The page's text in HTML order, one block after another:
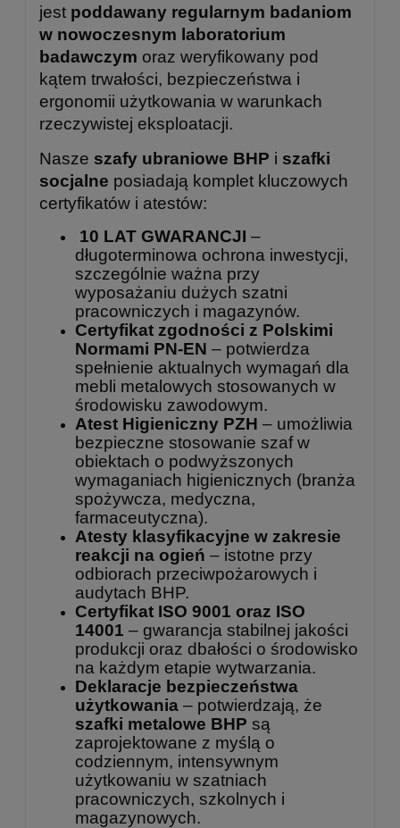
jest poddawany regularnym badaniom
w nowoczesnym laboratorium
badawczym oraz weryfikowany pod
kątem trwałości, bezpieczeństwa i
ergonomii użytkowania w warunkach
rzeczywistej eksploatacji.
Nasze szafy ubraniowe BHP i szafki
socjalne posiadają komplet kluczowych
certyfikatów i atestów:
10 LAT GWARANCJI –
długoterminowa ochrona inwestycji,
szczególnie ważna przy
wyposażaniu dużych szatni
pracowniczych i magazynów.
Certyfikat zgodności z Polskimi
Normami PN-EN – potwierdza
spełnienie aktualnych wymagań dla
mebli metalowych stosowanych w
środowisku zawodowym.
Atest Higieniczny PZH – umożliwia
bezpieczne stosowanie szaf w
obiektach o podwyższonych
wymaganiach higienicznych (branża
spożywcza, medyczna,
farmaceutyczna).
Atesty klasyfikacyjne w zakresie
reakcji na ogień – istotne przy
odbiorach przeciwpożarowych i
audytach BHP.
Certyfikat ISO 9001 oraz ISO
14001 – gwarancja stabilnej jakości
produkcji oraz dbałości o środowisko
na każdym etapie wytwarzania.
Deklaracje bezpieczeństwa
użytkowania – potwierdzają, że
szafki metalowe BHP są
zaprojektowane z myślą o
codziennym, intensywnym
użytkowaniu w szatniach
pracowniczych, szkolnych i
magazynowych.